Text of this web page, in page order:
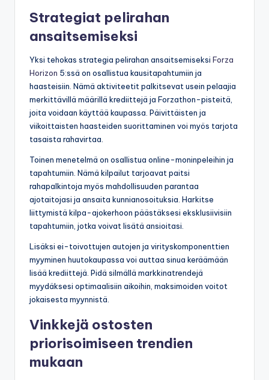
Strategiat pelirahan
ansaitsemiseksi
Yksi tehokas strategia pelirahan ansaitsemiseksi Forza
Horizon 5:ssä on osallistua kausitapahtumiin ja
haasteisiin. Nämä aktiviteetit palkitsevat usein pelaajia
merkittävillä määrillä krediittejä ja Forzathon-pisteitä,
joita voidaan käyttää kaupassa. Päivittäisten ja
viikoittaisten haasteiden suorittaminen voi myös tarjota
tasaista rahavirtaa.
Toinen menetelmä on osallistua online-moninpeleihin ja
tapahtumiin. Nämä kilpailut tarjoavat paitsi
rahapalkintoja myös mahdollisuuden parantaa
ajotaitojasi ja ansaita kunnianosoituksia. Harkitse
liittymistä kilpa-ajokerhoon päästäksesi eksklusiivisiin
tapahtumiin, jotka voivat lisätä ansioitasi.
Lisäksi ei-toivottujen autojen ja virityskomponenttien
myyminen huutokaupassa voi auttaa sinua keräämään
lisää krediittejä. Pidä silmällä markkinatrendejä
myydäksesi optimaalisiin aikoihin, maksimoiden voitot
jokaisesta myynnistä.
Vinkkejä ostosten
priorisoimiseen trendien
mukaan